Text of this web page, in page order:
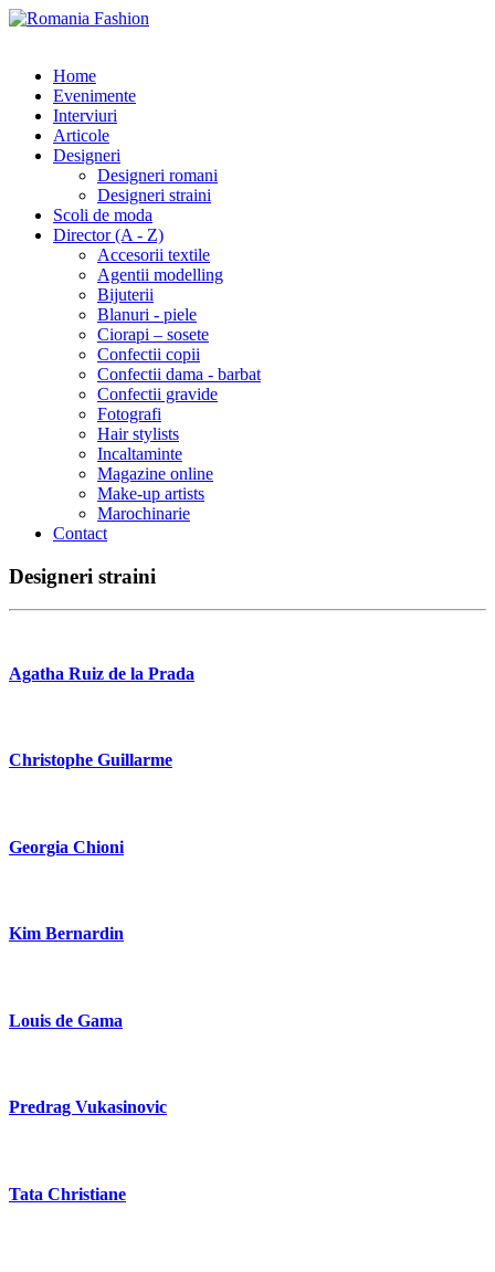
Home
Evenimente
Interviuri
Articole
Designeri
Designeri romani
Designeri straini
Scoli de moda
Director (A - Z)
Accesorii textile
Agentii modelling
Bijuterii
Blanuri - piele
Ciorapi – sosete
Confectii copii
Confectii dama - barbat
Confectii gravide
Fotografi
Hair stylists
Incaltaminte
Magazine online
Make-up artists
Marochinarie
Contact
Designeri straini
Agatha Ruiz de la Prada
Christophe Guillarme
Georgia Chioni
Kim Bernardin
Louis de Gama
Predrag Vukasinovic
Tata Christiane